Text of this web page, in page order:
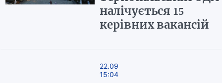
налічується 15
керівних вакансій
22.09
15:04